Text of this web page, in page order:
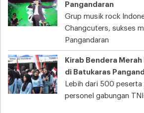
Pangandaran
Grup musik rock
Changcuters, sukses
Pangandaran
Kirab Bendera
di Batukaras
Lebih dari 500
personel gabungan